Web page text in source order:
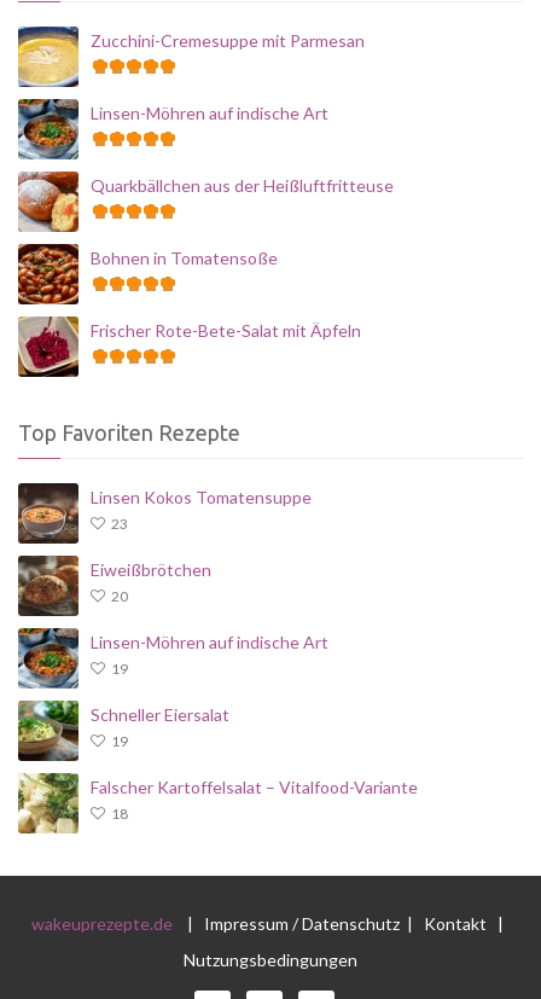
Zucchini-Cremesuppe mit Parmesan
Linsen-Möhren auf indische Art
Quarkbällchen aus der Heißluftfritteuse
Bohnen in Tomatensoße
Frischer Rote-Bete-Salat mit Äpfeln
Top Favoriten Rezepte
Linsen Kokos Tomatensuppe
23
Eiweißbrötchen
20
Linsen-Möhren auf indische Art
19
Schneller Eiersalat
19
Falscher Kartoffelsalat – Vitalfood-Variante
18
wakeuprezepte.de| Impressum / Datenschutz| Kontakt
|
Nutzungsbedingungen